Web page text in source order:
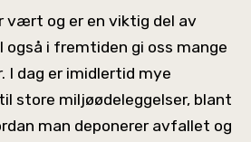
vært og er en viktig del av
også i fremtiden gi oss mange
I dag er imidlertid mye
store miljøødeleggelser, blant
man deponerer avfallet og